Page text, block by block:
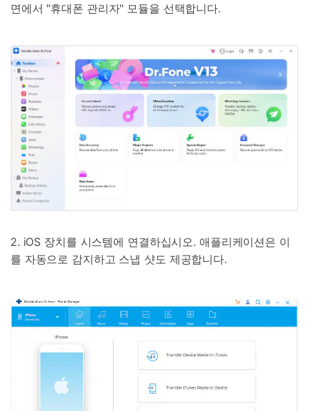
면에서 "휴대폰 관리자" 모듈을 선택합니다.
2. iOS 장치를 시스템에 연결하십시오. 애플리케이션은 이
를 자동으로 감지하고 스냅 샷도 제공합니다.